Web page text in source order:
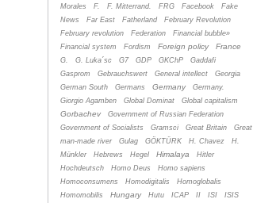
Morales
F. F. Mitterrand. FRG Facebook
Fake
News
Far East Fatherland
February Revolution
February revolution
Federation
Financial bubble»
Financial system
Fordism Foreign policy France
G. G. Luka´sc G7 GDP GKChP
Gaddafi
Gasprom
Gebrauchswert General intellect
Georgia
German South
Germans Germany
Germany.
Giorgio Agamben
Global Dominat Global capitalism
Gorbachev
Government of Russian Federation
Government of Socialists
Gramsci Great Britain
Great
man-made river
Gulag GÖKTÜRK H. Chavez
H.
Münkler
Hebrews Hegel Himalaya
Hitler
Hochdeutsch
Homo Deus
Homo sapiens
Homoconsumens
Homodigitalis
Homoglobalis
Homomobilis
Hungary Hutu ICAP II ISI
ISIS